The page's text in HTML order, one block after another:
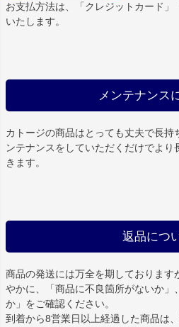
お支払方法は、「クレジットカード
いたします。
メンテナンス
カトージの商品はとっても丈夫で長持
ンテナンスをしていただくだけでよ
きます。
返品につ
商品の発送には万全を期しております
やかに、「商品に不良箇所がないか」
か」をご確認ください。
到着から8営業日以上経過した商品は